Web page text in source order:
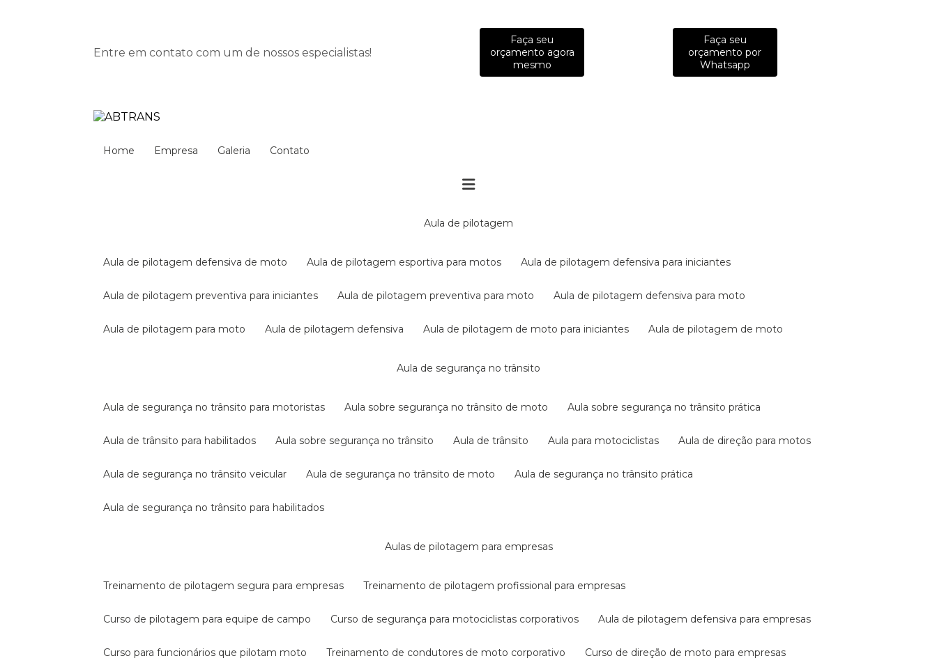
Entre em contato com um de nossos especialistas!
Faça seu
orçamento agora
mesmo
Faça seu
orçamento por
Whatsapp
Home Empresa Galeria Contato
aula de pilotagem
aula de pilotagem defensiva de moto aula de pilotagem esportiva para motos aula de pilotagem defensiva para iniciantes
aula de pilotagem preventiva para iniciantes aula de pilotagem preventiva para moto aula de pilotagem defensiva para moto
aula de pilotagem para moto aula de pilotagem defensiva aula de pilotagem de moto para iniciantes aula de pilotagem de moto
aula de segurança no trânsito
aula de segurança no trânsito para motoristas aula sobre segurança no trânsito de moto aula sobre segurança no trânsito prática
aula de trânsito para habilitados aula sobre segurança no trânsito aula de trânsito aula para motociclistas aula de direção para motos
aula de segurança no trânsito veicular aula de segurança no trânsito de moto aula de segurança no trânsito prática
aula de segurança no trânsito para habilitados
aulas de pilotagem para empresas
treinamento de pilotagem segura para empresas treinamento de pilotagem profissional para empresas
curso de pilotagem para equipe de campo curso de segurança para motociclistas corporativos aula de pilotagem defensiva para empresas
curso para funcionários que pilotam moto treinamento de condutores de moto corporativo curso de direção de moto para empresas